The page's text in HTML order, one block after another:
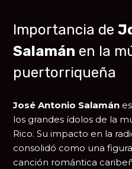
Importancia de
Salamán en la
puertorriqueña
José Antonio Salamán
los grandes ídolos de la
Rico. Su impacto en la
consolidó como una
canción romántica